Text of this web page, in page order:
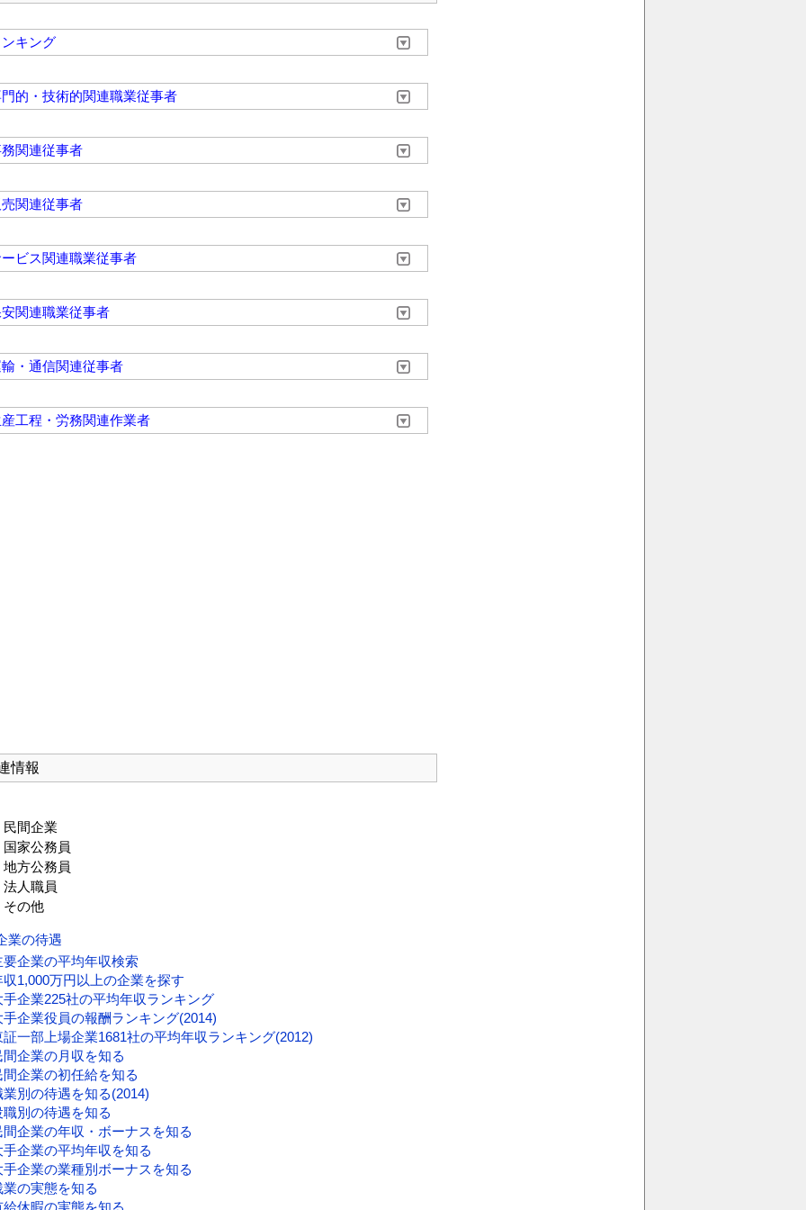
キング
的・技術的関連職業従事者
関連従事者
関連従事者
ビス関連職業従事者
関連職業従事者
・通信関連従事者
工程・労務関連作業者
情報
民間企業
国家公務員
地方公務員
法人職員
その他
業の待遇
要企業の平均年収検索
収1,000万円以上の企業を探す
手企業225社の平均年収ランキング
手企業役員の報酬ランキング(2014)
証一部上場企業1681社の平均年収ランキング(2012)
間企業の月収を知る
間企業の初任給を知る
業別の待遇を知る(2014)
職別の待遇を知る
間企業の年収・ボーナスを知る
手企業の平均年収を知る
手企業の業種別ボーナスを知る
業の実態を知る
給休暇の実態を知る